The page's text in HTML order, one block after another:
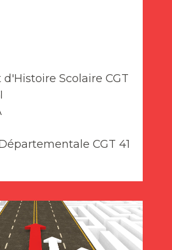
Scolaire CGT
CGT 41